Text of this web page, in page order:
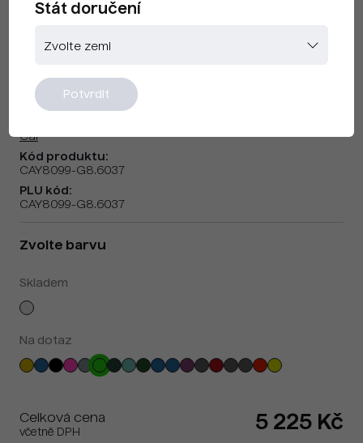
Cai F240502 Pure Green
Cai
Kód produktu:
CAY8099-G8.6037
PLU kód:
CAY8099-G8.6037
Zvolte barvu
Skladem
Na dotaz
Celková cena
včetně DPH 5 225 Kč
Stát doručení
Potvrdit